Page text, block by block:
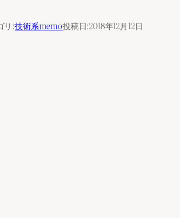
リ:技術系memo投稿日:2018年12月12日